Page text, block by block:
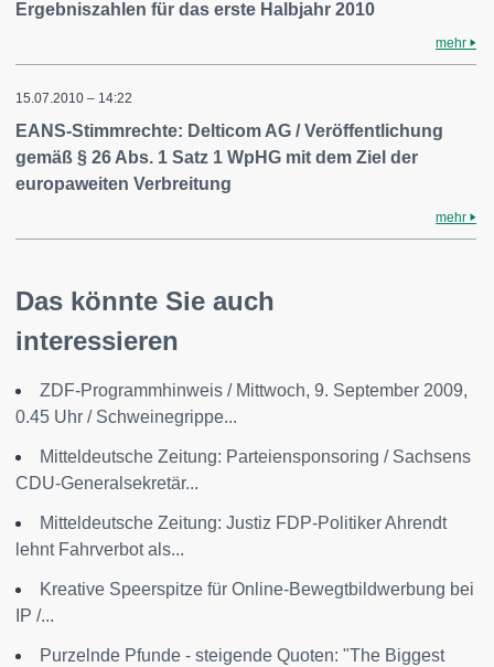
Ergebniszahlen für das erste Halbjahr 2010
mehr
15.07.2010 – 14:22
EANS-Stimmrechte: Delticom AG / Veröffentlichung
gemäß § 26 Abs. 1 Satz 1 WpHG mit dem Ziel der
europaweiten Verbreitung
mehr
Das könnte Sie auch
interessieren
ZDF-Programmhinweis / Mittwoch, 9. September 2009,
0.45 Uhr / Schweinegrippe...
Mitteldeutsche Zeitung: Parteiensponsoring / Sachsens
CDU-Generalsekretär...
Mitteldeutsche Zeitung: Justiz FDP-Politiker Ahrendt
lehnt Fahrverbot als...
Kreative Speerspitze für Online-Bewegtbildwerbung bei
IP /...
Purzelnde Pfunde - steigende Quoten: "The Biggest